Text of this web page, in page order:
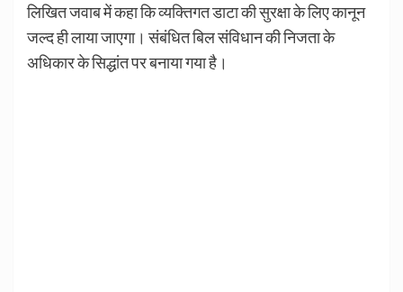
लिखित जवाब में कहा कि व्यक्तिगत डाटा की सुरक्षा के लिए कानून
जल्द ही लाया जाएगा। संबंधित बिल संविधान की निजता के
अधिकार के सिद्धांत पर बनाया गया है।